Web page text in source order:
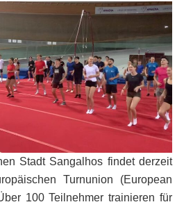
Stadt Sangalhos findet derzeit
Turnunion (European
100 Teilnehmer trainieren für